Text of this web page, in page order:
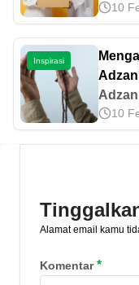
yang
dan
10
Inspirasi
salat
10
Alamat email kamu
Komentar*